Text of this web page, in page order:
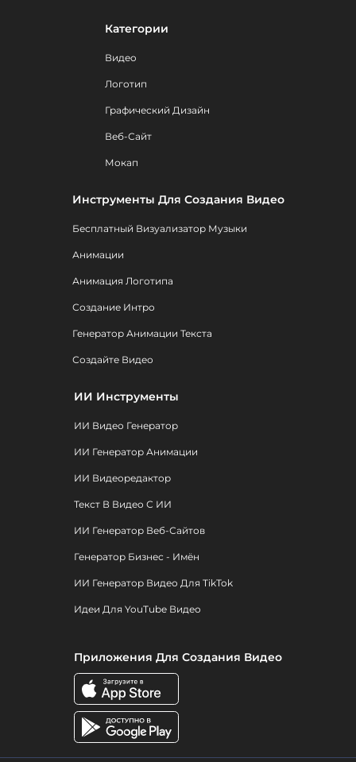
Категории
Видео
Логотип
Графический Дизайн
Веб-Сайт
Мокап
Инструменты Для Создания Видео
Бесплатный Визуализатор Музыки
Анимации
Анимация Логотипа
Создание Интро
Генератор Анимации Текста
Создайте Видео
ИИ Инструменты
ИИ Видео Генератор
ИИ Генератор Анимации
ИИ Видеоредактор
Текст В Видео С ИИ
ИИ Генератор Веб-Сайтов
Генератор Бизнес - Имён
ИИ Генератор Видео Для TikTok
Идеи Для YouTube Видео
Приложения Для Создания Видео